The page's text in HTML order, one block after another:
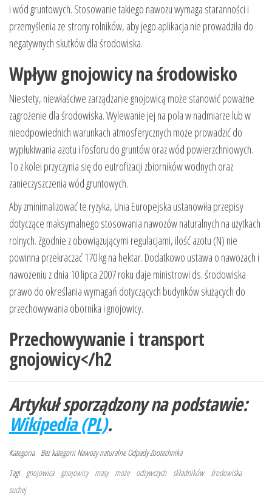
i wód gruntowych. Stosowanie takiego nawozu wymaga staranności i
przemyślenia ze strony rolników, aby jego aplikacja nie prowadziła do
negatywnych skutków dla środowiska.
Wpływ gnojowicy na środowisko
Niestety, niewłaściwe zarządzanie gnojowicą może stanowić poważne
zagrożenie dla środowiska. Wylewanie jej na pola w nadmiarze lub w
nieodpowiednich warunkach atmosferycznych może prowadzić do
wypłukiwania azotu i fosforu do gruntów oraz wód powierzchniowych.
To z kolei przyczynia się do eutrofizacji zbiorników wodnych oraz
zanieczyszczenia wód gruntowych.
Aby zminimalizować te ryzyka, Unia Europejska ustanowiła przepisy
dotyczące maksymalnego stosowania nawozów naturalnych na użytkach
rolnych. Zgodnie z obowiązującymi regulacjami, ilość azotu (N) nie
powinna przekraczać 170 kg na hektar. Dodatkowo ustawa o nawozach i
nawożeniu z dnia 10 lipca 2007 roku daje ministrowi ds. środowiska
prawo do określania wymagań dotyczących budynków służących do
przechowywania obornika i gnojowicy.
Przechowywanie i transport
gnojowicy</h2
Artykuł sporządzony na podstawie:
Wikipedia (PL).
Kategoria Bez kategorii Nawozy naturalne OdpadyZootechnika
Tagi gnojowica gnojowicy masy może odżywczych składników środowiska
suchej